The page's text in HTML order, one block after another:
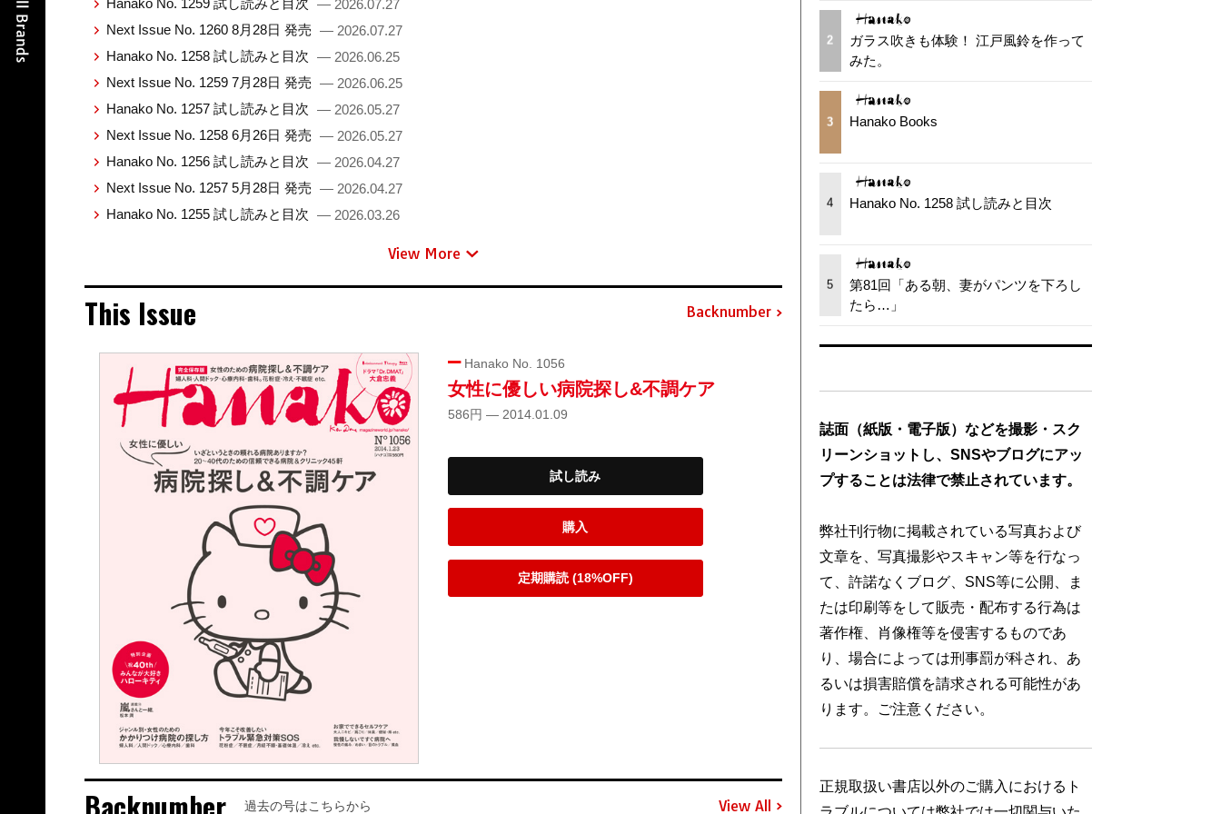
— 2026.07.27
Next Issue No. 1260 8月28日 発売 — 2026.07.27
Hanako No. 1258 試し読みと目次 — 2026.06.25
Next Issue No. 1259 7月28日 発売 — 2026.06.25
Hanako No. 1257 試し読みと目次 — 2026.05.27
Next Issue No. 1258 6月26日 発売 — 2026.05.27
Hanako No. 1256 試し読みと目次 — 2026.04.27
Next Issue No. 1257 5月28日 発売 — 2026.04.27
Hanako No. 1255 試し読みと目次 — 2026.03.26
View More
This Issue Backnumber
Hanako No. 1056
女性に優しい病院探し&不調ケア
586円 — 2014.01.09
試し読み
購入
定期購読 (18%OFF)
過去の号はこちらから View All
2
ガラス吹きも体験！ 江戸風鈴を作って
みた。
3 Hanako Books
4 Hanako No. 1258 試し読みと目次
5
第81回「ある朝、妻がパンツを下ろし
たら…」
誌面（紙版・電子版）などを撮影・スク
リーンショットし、SNSやブログにアッ
プすることは法律で禁止されています。
弊社刊行物に掲載されている写真および
文章を、写真撮影やスキャン等を行なっ
て、許諾なくブログ、SNS等に公開、ま
たは印刷等をして販売・配布する行為は
著作権、肖像権等を侵害するものであ
り、場合によっては刑事罰が科され、あ
るいは損害賠償を請求される可能性があ
ります。ご注意ください。
正規取扱い書店以外のご購入におけるト